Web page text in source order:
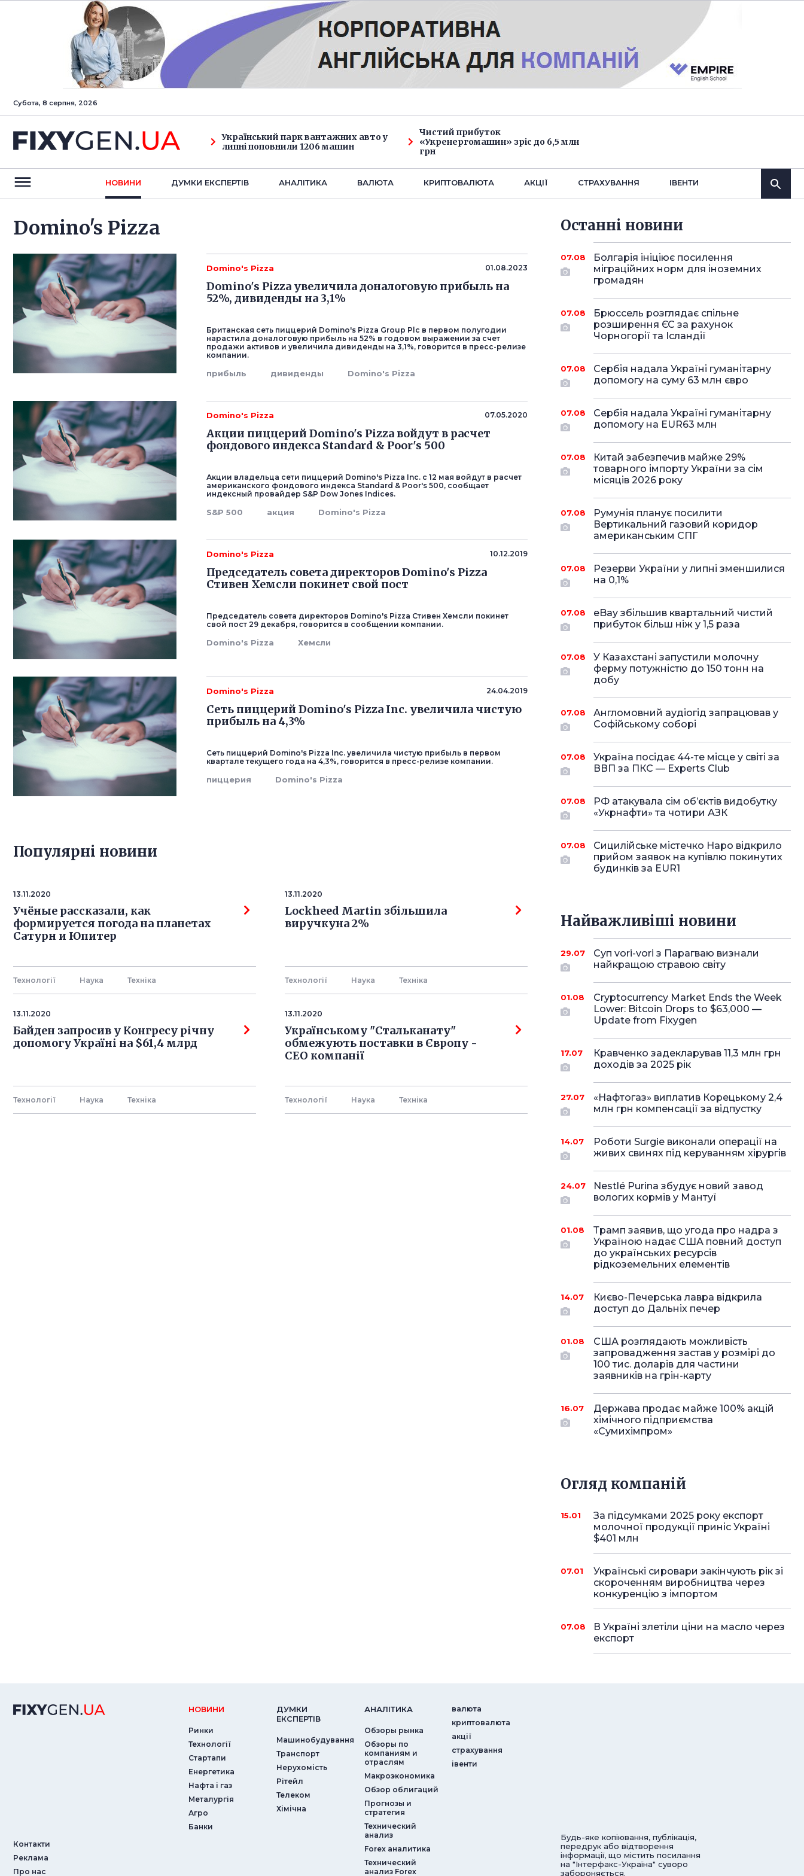
Субота, 8 серпня, 2026
Український парк вантажних авто у
липні поповнили 1206 машин
Чистий прибуток
«Укренергомашин» зріс до 6,5 млн
грн
НОВИНИ ДУМКИ ЕКСПЕРТIВ АНАЛIТИКА ВАЛЮТА КРИПТОВАЛЮТА АКЦІЇ СТРАХУВАННЯ IВЕНТИ
Domino's Pizza
Domino's Pizza 01.08.2023
Domino's Pizza увеличила доналоговую прибыль на
52%, дивиденды на 3,1%
Британская сеть пиццерий Domino's Pizza Group Plc в первом полугодии
нарастила доналоговую прибыль на 52% в годовом выражении за счет
продажи активов и увеличила дивиденды на 3,1%, говорится в пресс-релизе
компании.
прибыль дивиденды Domino's Pizza
Domino's Pizza 07.05.2020
Акции пиццерий Domino's Pizza войдут в расчет
фондового индекса Standard & Poor's 500
Акции владельца сети пиццерий Domino's Pizza Inc. с 12 мая войдут в расчет
американского фондового индекса Standard & Poor's 500, сообщает
индексный провайдер S&P Dow Jones Indices.
S&P 500 акция Domino's Pizza
Domino's Pizza 10.12.2019
Председатель совета директоров Domino's Pizza
Стивен Хемсли покинет свой пост
Председатель совета директоров Domino's Pizza Стивен Хемсли покинет
свой пост 29 декабря, говорится в сообщении компании.
Domino's Pizza Хемсли
Domino's Pizza 24.04.2019
Сеть пиццерий Domino's Pizza Inc. увеличила чистую
прибыль на 4,3%
Сеть пиццерий Domino's Pizza Inc. увеличила чистую прибыль в первом
квартале текущего года на 4,3%, говорится в пресс-релизе компании.
пиццерия Domino's Pizza
Популярнi новини
13.11.2020
Учёные рассказали, как
формируется погода на планетах
Сатурн и Юпитер
Технології Наука Технiка
13.11.2020
Lockheed Martin збільшила
виручкуна 2%
Технології Наука Технiка
13.11.2020
Байден запросив у Конгресу річну
допомогу Україні на $61,4 млрд
Технології Наука Технiка
13.11.2020
Українському "Стальканату"
обмежують поставки в Європу -
СЕО компанії
Технології Наука Технiка
Останнi новини
07.08
Болгарія ініціює посилення
міграційних норм для іноземних
громадян
07.08
Брюссель розглядає спільне
розширення ЄС за рахунок
Чорногорії та Ісландії
07.08
Сербія надала Україні гуманітарну
допомогу на суму 63 млн євро
07.08
Сербія надала Україні гуманітарну
допомогу на EUR63 млн
07.08
Китай забезпечив майже 29%
товарного імпорту України за сім
місяців 2026 року
07.08
Румунія планує посилити
Вертикальний газовий коридор
американським СПГ
07.08
Резерви України у липні зменшилися
на 0,1%
07.08
eBay збільшив квартальний чистий
прибуток більш ніж у 1,5 раза
07.08
У Казахстані запустили молочну
ферму потужністю до 150 тонн на
добу
07.08
Англомовний аудіогід запрацював у
Софійському соборі
07.08
Україна посідає 44-те місце у світі за
ВВП за ПКС — Experts Club
07.08
РФ атакувала сім об’єктів видобутку
«Укрнафти» та чотири АЗК
07.08
Сицилійське містечко Наро відкрило
прийом заявок на купівлю покинутих
будинків за EUR1
Найважливіші новини
29.07
Суп vori-vori з Парагваю визнали
найкращою стравою світу
01.08
Cryptocurrency Market Ends the Week
Lower: Bitcoin Drops to $63,000 —
Update from Fixygen
17.07
Кравченко задекларував 11,3 млн грн
доходів за 2025 рік
27.07
«Нафтогаз» виплатив Корецькому 2,4
млн грн компенсації за відпустку
14.07
Роботи Surgie виконали операції на
живих свинях під керуванням хірургів
24.07
Nestlé Purina збудує новий завод
вологих кормів у Мантуї
01.08
Трамп заявив, що угода про надра з
Україною надає США повний доступ
до українських ресурсів
рідкоземельних елементів
14.07
Києво-Печерська лавра відкрила
доступ до Дальніх печер
01.08
США розглядають можливість
запровадження застав у розмірі до
100 тис. доларів для частини
заявників на грін-карту
16.07
Держава продає майже 100% акцій
хімічного підприємства
«Сумихімпром»
Огляд компаній
15.01
За підсумками 2025 року експорт
молочної продукції приніс Україні
$401 млн
07.01
Українські сировари закінчують рік зі
скороченням виробництва через
конкуренцію з імпортом
07.08
В Україні злетіли ціни на масло через
експорт
Контакти
Реклама
Про нас
НОВИНИ
Ринки
Технології
Стартапи
Енергетика
Нафта і газ
Металургія
Агро
Банки
ДУМКИ
ЕКСПЕРТIВ
Машинобудування
Транспорт
Нерухомість
Рітейл
Телеком
Хімічна
АНАЛIТИКА
Обзоры рынка
Обзоры по
компаниям и
отраслям
Макроэкономика
Обзор облигаций
Прогнозы и
стратегия
Технический
анализ
Forex аналитика
Технический
анализ Forex
валюта
криптовалюта
акції
страхування
iвенти
Будь-яке копіювання, публікація,
передрук або відтворення
інформації, що містить посилання
на "Інтерфакс-Україна" суворо
забороняється.